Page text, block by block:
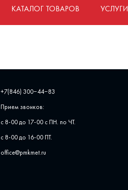
КАТАЛОГ ТОВАРОВ УСЛУГИ
+7(846) 300‒44‒83
Прием звонков:
с 8-00 до 17-00 с ПН. по ЧТ.
с 8-00 до 16-00 ПТ.
office@pmkmet.ru